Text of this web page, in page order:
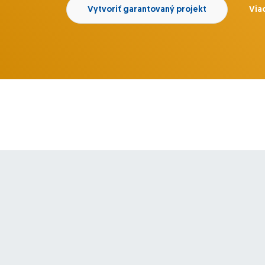
Vytvoriť garantovaný projekt